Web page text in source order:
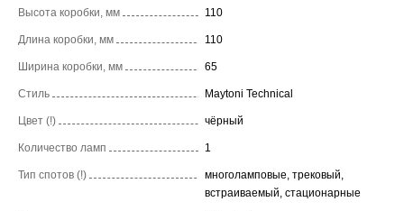
Высота коробки, мм 110
Длина коробки, мм 110
Ширина коробки, мм 65
Стиль Maytoni Technical
Цвет (!) чёрный
Количество ламп 1
Тип спотов (!)
многоламповые, трековый,
встраиваемый, стационарные